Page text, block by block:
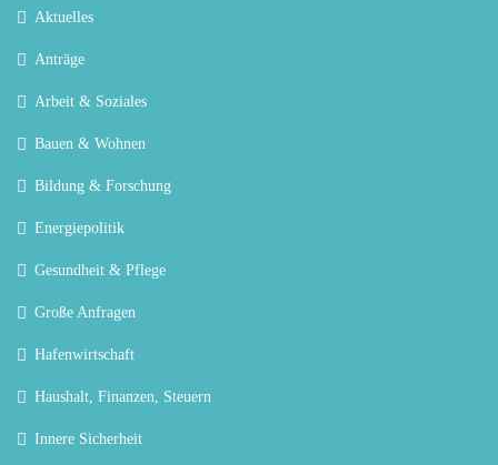
Aktuelles
Anträge
Arbeit & Soziales
Bauen & Wohnen
Bildung & Forschung
Energiepolitik
Gesundheit & Pflege
Große Anfragen
Hafenwirtschaft
Haushalt, Finanzen, Steuern
Innere Sicherheit